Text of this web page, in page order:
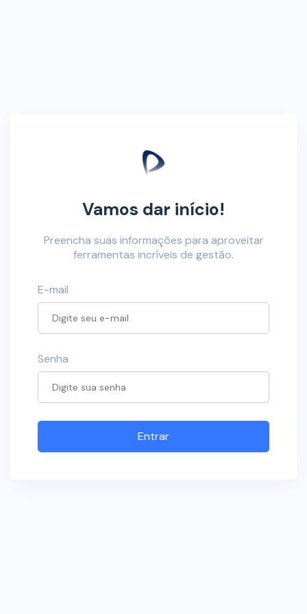
Vamos dar início!
Preencha suas informações para aproveitar
ferramentas incríveis de gestão.
E-mail
Senha
Entrar